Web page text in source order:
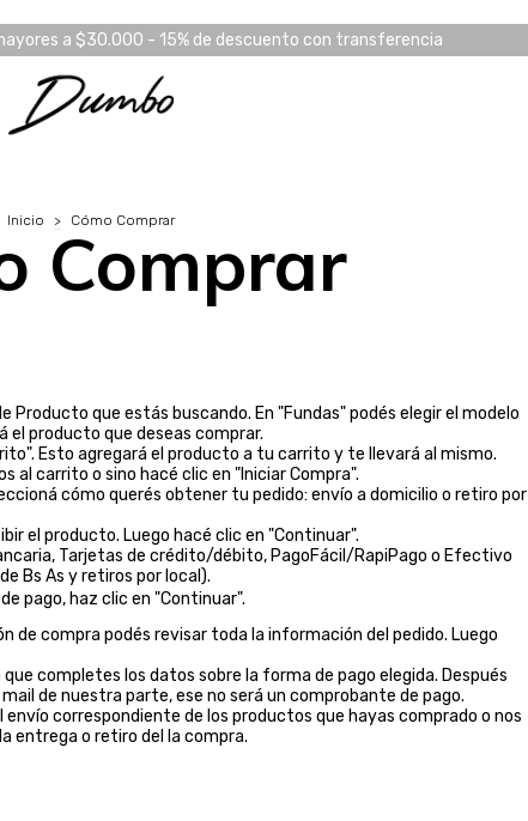
a $30.000 - 15% de descuento con transferencia
Inicio > Cómo Comprar
Comprar
Producto que estás buscando. En "Fundas" podés elegir el modelo
el producto que deseas comprar.
Esto agregará el producto a tu carrito y te llevará al mismo.
al carrito o sino hacé clic en "Iniciar Compra".
cómo querés obtener tu pedido: envío a domicilio o retiro por
el producto. Luego hacé clic en "Continuar".
Tarjetas de crédito/débito, PagoFácil/RapiPago o Efectivo
Bs As y retiros por local).
pago, haz clic en "Continuar".
de compra podés revisar toda la información del pedido. Luego
completes los datos sobre la forma de pago elegida. Después
de nuestra parte, ese no será un comprobante de pago.
correspondiente de los productos que hayas comprado o nos
entrega o retiro del la compra.